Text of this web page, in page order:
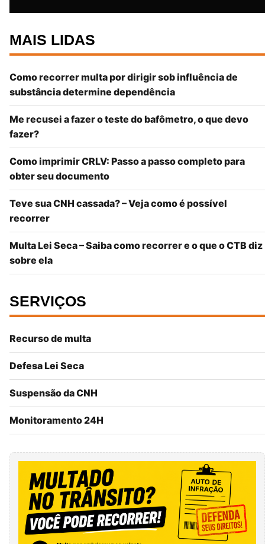
MAIS LIDAS
Como recorrer multa por dirigir sob influência de
substância determine dependência
Me recusei a fazer o teste do bafômetro, o que devo
fazer?
Como imprimir CRLV: Passo a passo completo para
obter seu documento
Teve sua CNH cassada? – Veja como é possível
recorrer
Multa Lei Seca – Saiba como recorrer e o que o CTB diz
sobre ela
SERVIÇOS
Recurso de multa
Defesa Lei Seca
Suspensão da CNH
Monitoramento 24H